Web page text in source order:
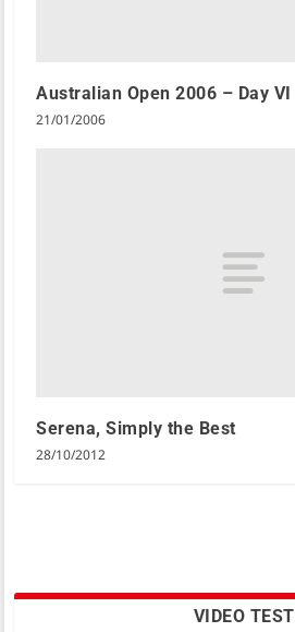
Australian Open 2006 – Day VI
21/01/2006
Serena, Simply the Best
28/10/2012
VIDEO TEST